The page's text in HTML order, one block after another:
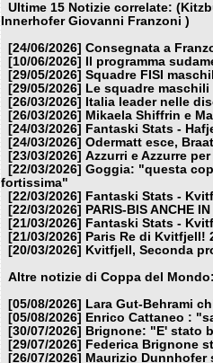
Ultime 15 Notizie correlate:
Innerhofer Giovanni Franzoni )
[24/06/2026] Consegnata a
[10/06/2026]
Il programma
[29/05/2026] Squadre FISI
[29/05/2026]
Le squadre maschili
[26/03/2026]
Italia leader nelle
[26/03/2026] Mikaela Shiffrin e
[24/03/2026]
Fantaski Stats -
[24/03/2026] Odermatt esce,
[23/03/2026] Azzurri e Azzurre
[22/03/2026] Goggia: "questa
fortissima"
[22/03/2026]
Fantaski Stats -
[22/03/2026]
PARIS-BIS ANCHE
[21/03/2026]
Fantaski Stats -
[21/03/2026]
Paris Re di Kvitfjell!
[20/03/2026]
Kvitfjell, Seconda
Altre notizie di Coppa del
[05/08/2026]
Lara Gut-Behrami
[05/08/2026]
Enrico Cattaneo :
[30/07/2026]
Brignone: "E' stato
[29/07/2026]
Federica Brignone
[26/07/2026] Maurizio Dunnhofer